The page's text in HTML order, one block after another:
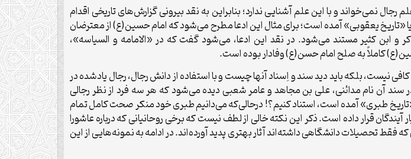
نمی‌خواند و با این علم آشنایی ندارد؛ بنابراین به نقد بیرونی گزارش‌های تاریخی اقدام
«تاریخ یعقوبی» آمده است؛ برای مثال این ادعا مطرح می‌شود که امام حسین(ع) از معترضان
و ابن کثیر مستند می‌شود. در نقد این ادعا، می‌شود گفت که در «الامامه و السیاسه»،
کاملاً به صلح امام حسن(ع) وفادار بوده است.
نیست، بلکه باید دید سند و اِسناد آنها چیست و با استفاده از دانش رجال، رجال یادشده در
رویدادهای سال ۵۶ق گزارشی آورده است که در سند آن نام مدائنی، علی بن مجاهد و عامر شعبی دیده می‌شود که هر سه فرد از نظر رجالی
طبری» آمده است، استناد کنیم؟! در‌حالی‌که می‌دانیم طبری خود منکر صحت کامل تمام
قرار داده است. ذکر این نکته خالی از لطف نیست که برخی روحانیانی که درباره عاشورا
تحصیلات دانشگاهی داشته‌اند آثار بهتری پدید آورده‌اند. در ادامه به نمونه‌هایی از این